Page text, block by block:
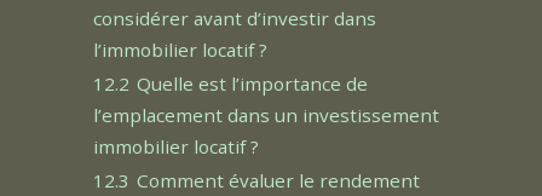
considérer avant d’investir dans
l’immobilier locatif ?
12.2 Quelle est l’importance de
l’emplacement dans un investissement
immobilier locatif ?
12.3 Comment évaluer le rendement